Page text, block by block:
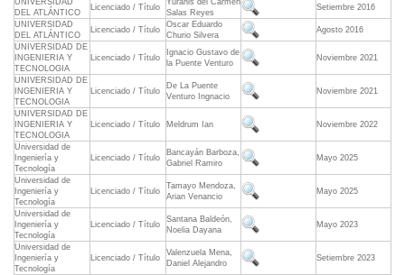
UNIVERSIDAD
DEL ATLÁNTICO
Licenciado / Título
Yuranis del Carmen
Salas Reyes
Setiembre 2016
UNIVERSIDAD
DEL ATLÁNTICO
Licenciado / Título
Oscar Eduardo
Churio Silvera
Agosto 2016
UNIVERSIDAD DE
INGENIERIA Y
TECNOLOGIA
Licenciado / Título
Ignacio Gustavo de
la Puente Venturo
Noviembre 2021
UNIVERSIDAD DE
INGENIERIA Y
TECNOLOGIA
Licenciado / Título
De La Puente
Venturo Ingnacio
Noviembre 2021
UNIVERSIDAD DE
INGENIERIA Y
TECNOLOGIA
Licenciado / Título Meldrum Ian Noviembre 2022
Universidad de
Ingeniería y
Tecnología
Licenciado / Título
Bancayán Barboza,
Gabriel Ramiro
Mayo 2025
Universidad de
Ingeniería y
Tecnología
Licenciado / Título
Tamayo Mendoza,
Arian Venancio
Mayo 2025
Universidad de
Ingeniería y
Tecnología
Licenciado / Título
Santana Baldeón,
Noelia Dayana
Mayo 2023
Universidad de
Ingeniería y
Tecnología
Licenciado / Título
Valenzuela Mena,
Daniel Alejandro
Setiembre 2023